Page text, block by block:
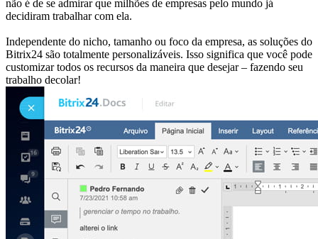
não é de se admirar que milhões de empresas pelo mundo já
decidiram trabalhar com ela.
Independente do nicho, tamanho ou foco da empresa, as soluções do
Bitrix24 são totalmente personalizáveis. Isso significa que você pode
customizar todos os recursos da maneira que desejar – fazendo seu
trabalho decolar!